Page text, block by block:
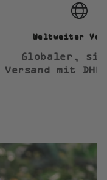
Weltweiter
Globaler,
Versand mit DHL